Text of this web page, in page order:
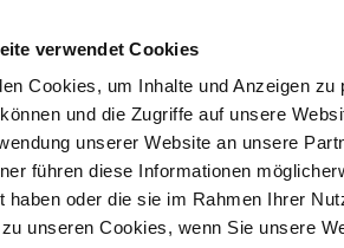
verwendet Cookies
Cookies, um Inhalte und Anzeigen
und die Zugriffe auf unsere
unserer Website an unsere
führen diese Informationen
haben oder die sie im Rahmen Ihrer
unseren Cookies, wenn Sie unsere
& Karriere Klassifizierungen